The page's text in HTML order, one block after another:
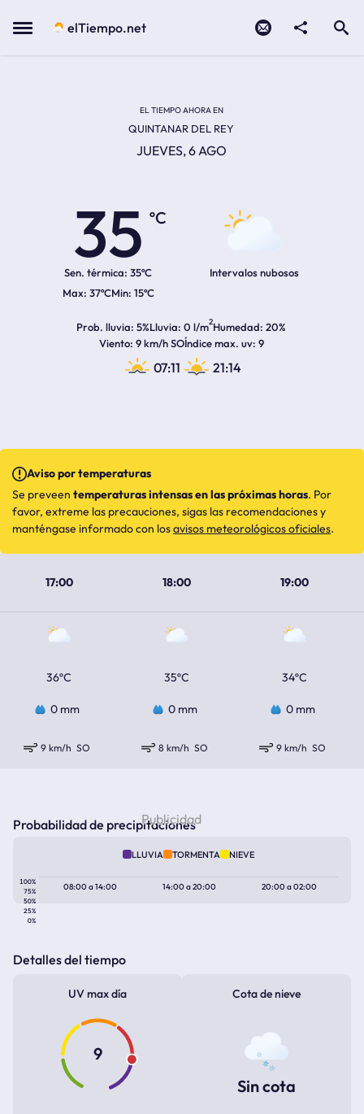
Menu elTiempo.net
EL TIEMPO AHORA EN
QUINTANAR DEL REY
JUEVES, 6 AGO
35
ºC
Sen. térmica: 35ºC
37ºC 15ºC
Intervalos nubosos
Prob. lluvia 5%Lluvia 0 l/m2Humedad 20%
Viento 9 km/h SOÍndice max. uv 9
07:11 21:14
17:00 18:00 19:00
36ºC 35ºC 34ºC
0 mm 0 mm 0 mm
9 km/h SO 8 km/h SO 9 km/h SO
Aviso por temperaturas
Se preveen temperaturas intensas en las próximas horas. Por
favor, extreme las precauciones, sigas las recomendaciones y
manténgase informado con losavisos meteorológicos oficiales.
Probabilidad de precipitaciones
LLUVIA TORMENTA NIEVE
100%
75%
50%
25%
0%
08:00a14:00 14:00a20:00 20:00a02:00
Detalles del tiempo
UV max día
9
Cota de nieve
Sin cota